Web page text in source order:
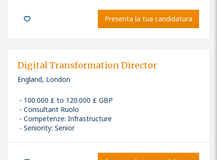
Presenta la tua candidatura
Digital Transformation Director
England, London
100.000 £ to 120.000 £ GBP
Consultant Ruolo
Competenze: Infrastructure
Seniority: Senior